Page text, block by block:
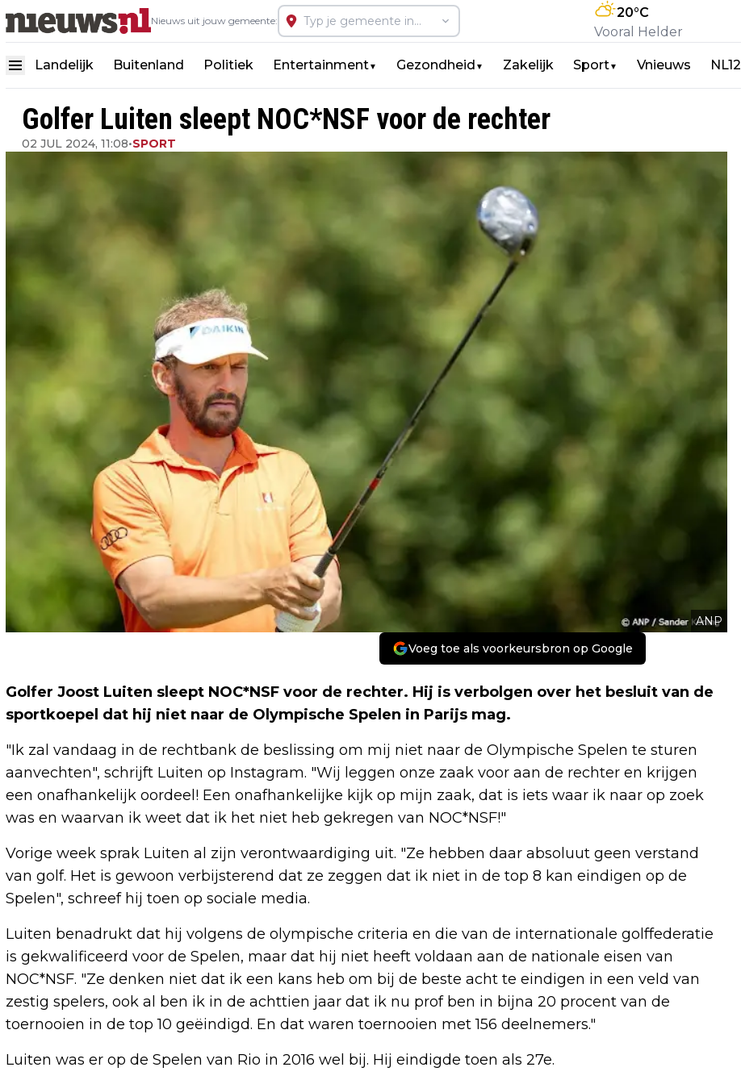
Nieuws uit jouw gemeente:
20°C
Vooral Helder
Landelijk Buitenland Politiek Entertainment▼ Gezondheid ▼ Zakelijk Sport▼ Vnieuws NL12
Golfer Luiten sleept NOC*NSF voor de rechter
02 JUL 2024, 11:08•SPORT
ANP
Voeg toe als voorkeursbron op Google
Golfer Joost Luiten sleept NOC*NSF voor de rechter. Hij is verbolgen over het besluit van de
sportkoepel dat hij niet naar de Olympische Spelen in Parijs mag.
"Ik zal vandaag in de rechtbank de beslissing om mij niet naar de Olympische Spelen te sturen
aanvechten", schrijft Luiten op Instagram. "Wij leggen onze zaak voor aan de rechter en krijgen
een onafhankelijk oordeel! Een onafhankelijke kijk op mijn zaak, dat is iets waar ik naar op zoek
was en waarvan ik weet dat ik het niet heb gekregen van NOC*NSF!"
Vorige week sprak Luiten al zijn verontwaardiging uit. "Ze hebben daar absoluut geen verstand
van golf. Het is gewoon verbijsterend dat ze zeggen dat ik niet in de top 8 kan eindigen op de
Spelen", schreef hij toen op sociale media.
Luiten benadrukt dat hij volgens de olympische criteria en die van de internationale golffederatie
is gekwalificeerd voor de Spelen, maar dat hij niet heeft voldaan aan de nationale eisen van
NOC*NSF. "Ze denken niet dat ik een kans heb om bij de beste acht te eindigen in een veld van
zestig spelers, ook al ben ik in de achttien jaar dat ik nu prof ben in bijna 20 procent van de
toernooien in de top 10 geëindigd. En dat waren toernooien met 156 deelnemers."
Luiten was er op de Spelen van Rio in 2016 wel bij. Hij eindigde toen als 27e.